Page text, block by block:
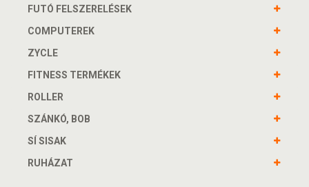
FUTÓ FELSZERELÉSEK
COMPUTEREK
ZYCLE
FITNESS TERMÉKEK
ROLLER
SZÁNKÓ, BOB
SÍ SISAK
RUHÁZAT